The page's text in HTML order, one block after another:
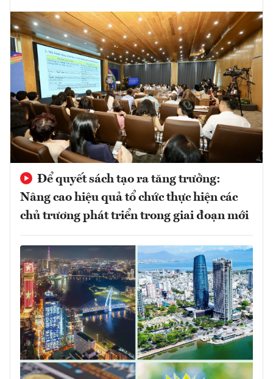
Để quyết sách tạo ra tăng trưởng:
Nâng cao hiệu quả tổ chức thực hiện các
chủ trương phát triển trong giai đoạn mới